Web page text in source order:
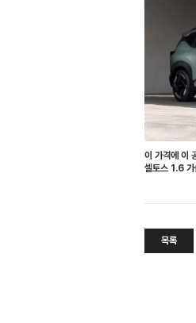
이 가격에 이
셀토스 1.6 가
목록